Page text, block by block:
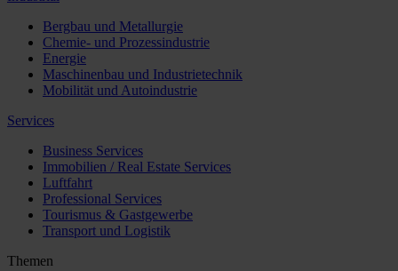
Bergbau und Metallurgie
Chemie- und Prozessindustrie
Energie
Maschinenbau und Industrietechnik
Mobilität und Autoindustrie
Services
Business Services
Immobilien / Real Estate Services
Luftfahrt
Professional Services
Tourismus & Gastgewerbe
Transport und Logistik
Themen